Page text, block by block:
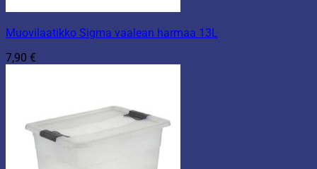
Muovilaatikko Sigma vaalean harmaa 13L
7,90 €